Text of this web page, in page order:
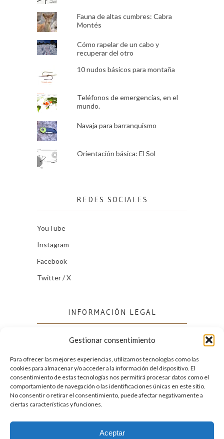
Gestionar consentimiento
Para ofrecer las mejores experiencias, utilizamos tecnologías como las
cookies para almacenar y/o acceder a la información del dispositivo. El
consentimiento de estas tecnologías nos permitirá procesar datos como el
comportamiento de navegación o las identificaciones únicas en este sitio.
No consentir o retirar el consentimiento, puede afectar negativamente a
ciertas características y funciones.
Aceptar
Fauna de altas cumbres: Cabra
Montés
Cómo rapelar de un cabo y
recuperar del otro
10 nudos básicos para montaña
Teléfonos de emergencias, en el
mundo.
Navaja para barranquismo
Orientación básica: El Sol
REDES SOCIALES
YouTube
Instagram
Facebook
Twitter / X
INFORMACIÓN LEGAL
Política de cookies (UE)
Política de privacidad
FACEBOOK